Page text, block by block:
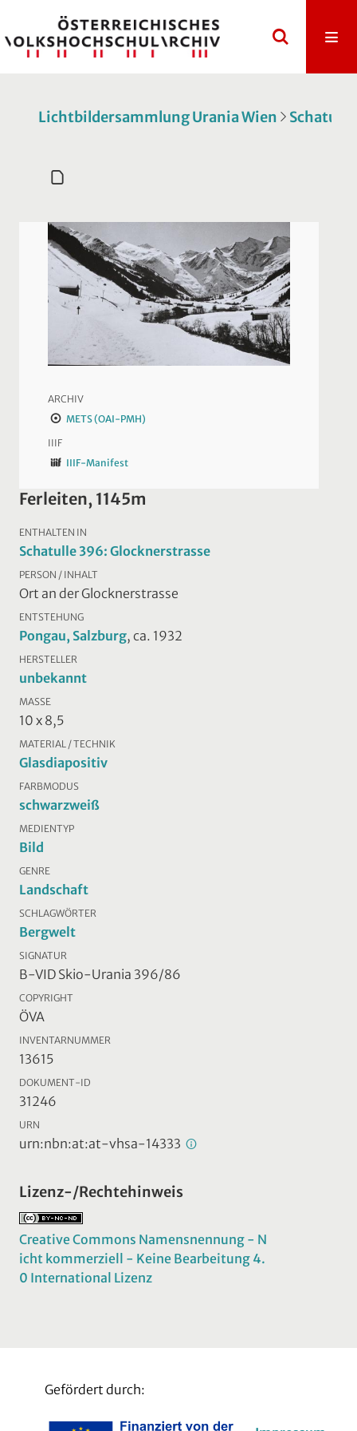
Lichtbildersammlung Urania Wien
ARCHIV
METS (OAI-PMH)
IIIF
IIIF-Manifest
Ferleiten, 1145m
ENTHALTEN IN
Schatulle 396: Glocknerstrasse
PERSON / INHALT
Ort an der Glocknerstrasse
ENTSTEHUNG
Pongau, Salzburg, ca. 1932
HERSTELLER
unbekannt
MASSE
10 x 8,5
MATERIAL / TECHNIK
Glasdiapositiv
FARBMODUS
schwarzweiß
MEDIENTYP
Bild
GENRE
Landschaft
SCHLAGWÖRTER
Bergwelt
SIGNATUR
B-VID Skio-Urania 396/86
COPYRIGHT
ÖVA
INVENTARNUMMER
13615
DOKUMENT-ID
31246
URN
urn:nbn:at:at-vhsa-14333
Lizenz-/Rechtehinweis
Creative Commons Namensnennung - N
icht kommerziell - Keine Bearbeitung 4.
0 International Lizenz
Gefördert durch: